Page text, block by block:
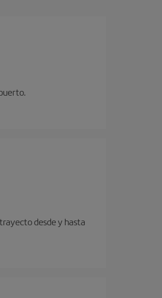
desde y hasta